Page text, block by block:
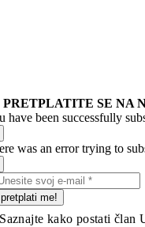
PRETPLATITE SE NA
have been successfully
was an error trying to
pretplati me!
Saznajte kako postati član